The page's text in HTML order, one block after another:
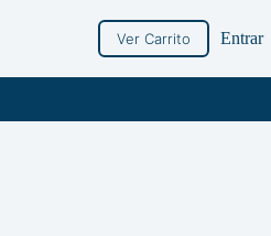
Ver Carrito Entrar